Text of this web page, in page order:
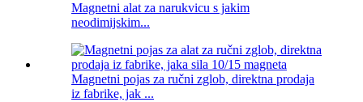
Magnetni alat za narukvicu s jakim
neodimijskim...
Magnetni pojas za ručni zglob, direktna prodaja
iz fabrike, jak ...